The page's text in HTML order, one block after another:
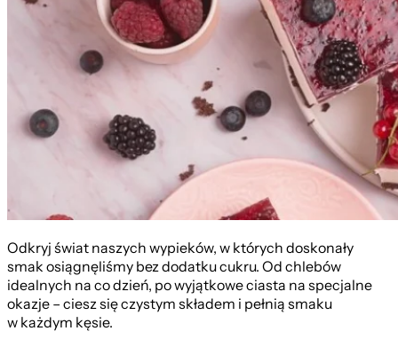
Odkryj świat naszych wypieków, w których doskonały
smak osiągnęliśmy bez dodatku cukru. Od chlebów
idealnych na co dzień, po wyjątkowe ciasta na specjalne
okazje – ciesz się czystym składem i pełnią smaku
w każdym kęsie.